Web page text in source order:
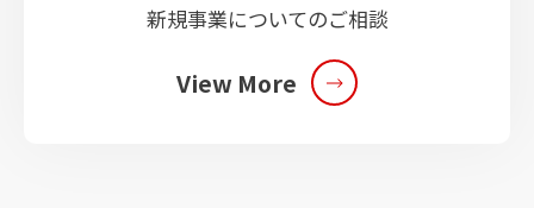
新規事業についてのご相談
View More